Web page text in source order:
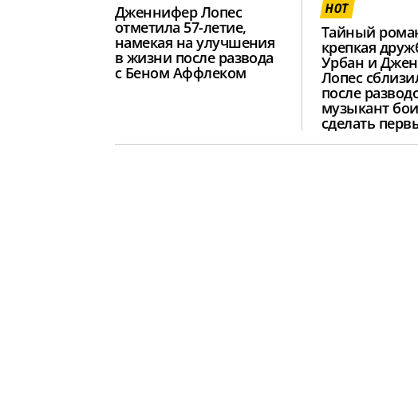
Дженнифер Лопес
отметила 57-летие,
намекая на улучшения
в жизни после развода
с Беном Аффлеком
HOT
Тайный
крепкая
Урбан и
Лопес
после
музыкант
сделать